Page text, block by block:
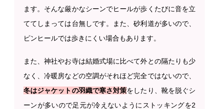
ます。そんな厳かなシーンでヒールが歩くたびに音を立
ててしまっては台無しです。また、砂利道が多いので、
ピンヒールでは歩きにくい場合もあります。
また、神社やお寺は結婚式場に比べて外との隔たりも少
なく、冷暖房などの空調がそれほど完全ではないので、
冬はジャケットの羽織で寒さ対策をしたり、靴を脱ぐシ
ーンが多いので足元が冷えないようにストッキングを2